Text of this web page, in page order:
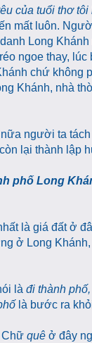
của tuổi thơ tôi
mất luôn.
Long
ngoe thay,
chứ không
Khánh, nhà
người ta
lại thành lập
phố Long
là giá đất ở
ở Long
là đi thành phố,
là bước ra
Chữ quê ở đây